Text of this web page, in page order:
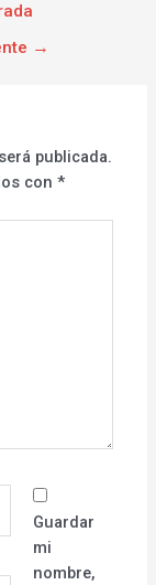
→
publicada.
con*
Guardar
mi
nombre,